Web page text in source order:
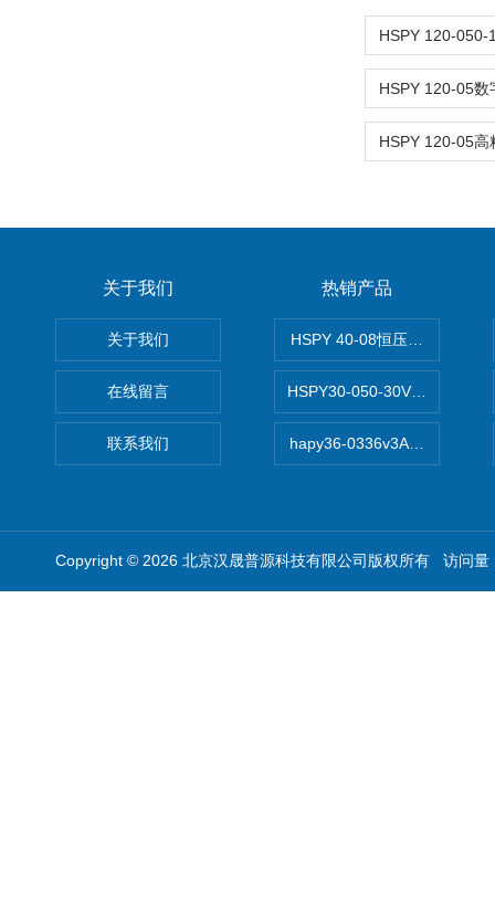
关于我们
关于我们
在线留言
联系我们
热销产品
HSPY 40-08恒压恒流恒功率
HSPY30-050-30V/-05A可调
hapy36-0336v3A高精度小型
Copyright © 2026 北京汉晟普源科技有限公司版权所有 访问量